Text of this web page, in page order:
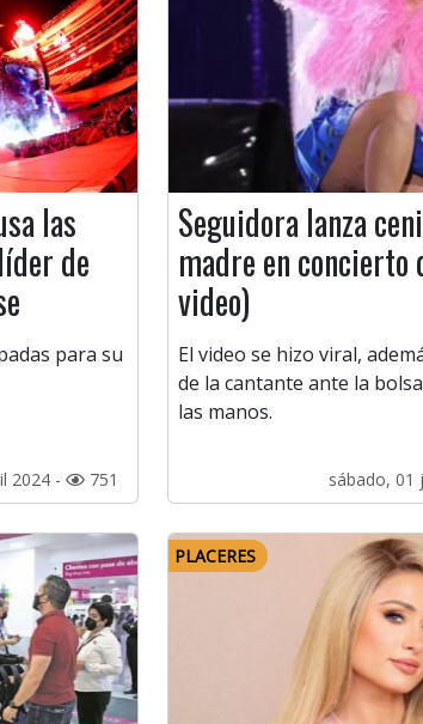
las
de
para su
2024 - 751
Seguidora lanza
madre en concierto
video)
El video se hizo viral,
de la cantante ante la
las manos.
sábado, 01
PLACERES